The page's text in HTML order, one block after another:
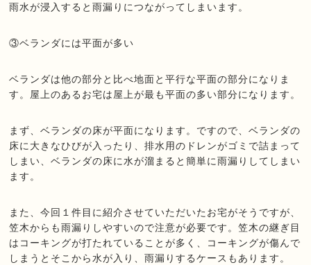
雨水が浸入すると雨漏りにつながってしまいます。
③ベランダには平面が多い
ベランダは他の部分と比べ地面と平行な平面の部分になりま
す。屋上のあるお宅は屋上が最も平面の多い部分になります。
まず、ベランダの床が平面になります。ですので、ベランダの
床に大きなひびが入ったり、排水用のドレンがゴミで詰まって
しまい、ベランダの床に水が溜まると簡単に雨漏りしてしまい
ます。
また、今回１件目に紹介させていただいたお宅がそうですが、
笠木からも雨漏りしやすいので注意が必要です。笠木の継ぎ目
はコーキングが打たれていることが多く、コーキングが傷んで
しまうとそこから水が入り、雨漏りするケースもあります。